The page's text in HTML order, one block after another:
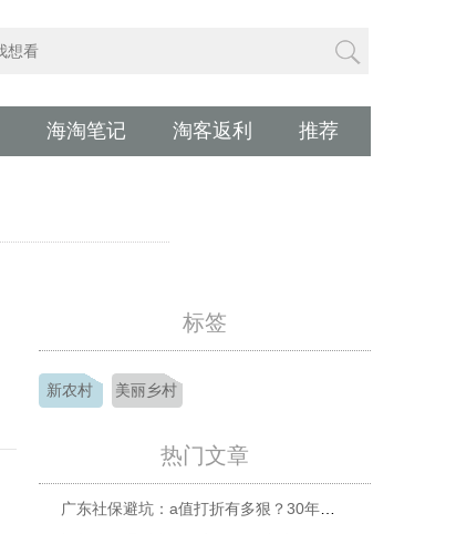
海淘笔记 淘客返利 推荐
标签
新农村 美丽乡村
热门文章